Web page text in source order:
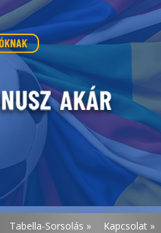
Tabella-Sorsolás » Kapcsolat »